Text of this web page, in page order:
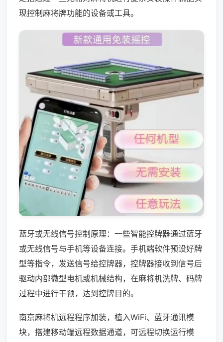
现控制麻将牌功能的设备或工具。
蓝牙或无线信号控制原理：一些智能控牌器通过蓝牙
或无线信号与手机等设备连接。手机端软件预设好牌
型等指令，发送信号给控牌器，控牌器接收到信号后
驱动内部微型电机或机械结构，在麻将机洗牌、码牌
过程中进行干预，达到控牌目的。
南京麻将机远程程序加装，植入WiFi、蓝牙通讯模
块，搭建移动端远程数据通道，可远程切换运行模